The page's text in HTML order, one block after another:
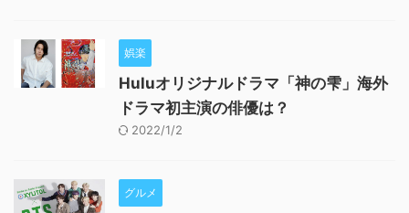
娯楽
Huluオリジナルドラマ「神の雫」海外
ドラマ初主演の俳優は？
2022/1/2
グルメ